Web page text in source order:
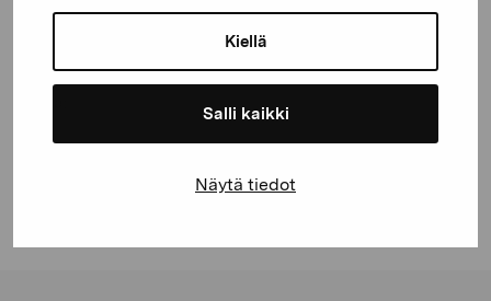
Kiellä
Salli kaikki
Näytä tiedot
Facebook